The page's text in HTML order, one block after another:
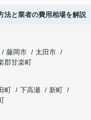
法と業者の費用相場を解説
藤岡市
太田市
郡甘楽町
町 下高瀬
新町